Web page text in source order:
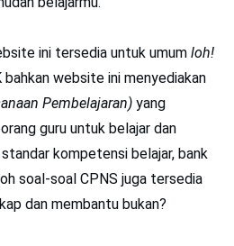
ini tersedia untuk umum loh!
bahkan website ini menyediakan
Pembelajaran) yang
guru untuk belajar dan
kompetensi belajar, bank
soal-soal CPNS juga tersedia
dan membantu bukan?